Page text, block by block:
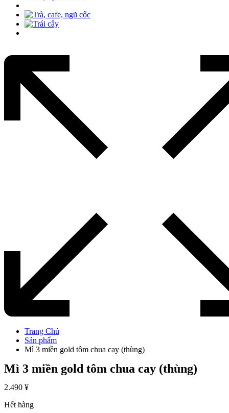
Trang Chủ
Sản phẩm
Mì 3 miền gold tôm chua cay (thùng)
Mì 3 miền gold tôm chua cay (thùng)
2.490 ¥
Hết hàng